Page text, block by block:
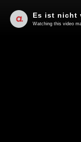
Es ist nicht
Watching this video